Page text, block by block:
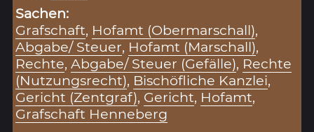
Sachen:
Grafschaft, Hofamt (Obermarschall),
Abgabe/ Steuer, Hofamt (Marschall),
Rechte,Abgabe/ Steuer (Gefälle), Rechte
(Nutzungsrecht), Bischöfliche Kanzlei,
Gericht (Zentgraf), Gericht, Hofamt,
Grafschaft Henneberg